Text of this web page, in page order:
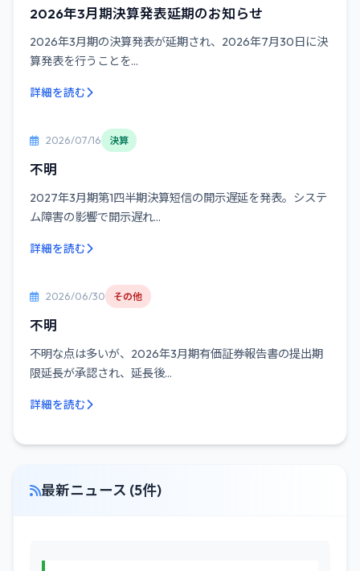
2026年3月期決算発表延期のお知らせ
2026年3月期の決算発表が延期され、2026年7月30日に決
算発表を行うことを...
詳細を読む
2026/07/16 決算
不明
2027年3月期第1四半期決算短信の開示遅延を発表。システ
ム障害の影響で開示遅れ...
詳細を読む
2026/06/30 その他
不明
不明な点は多いが、2026年3月期有価証券報告書の提出期
限延長が承認され、延長後...
詳細を読む
最新ニュース (5件)